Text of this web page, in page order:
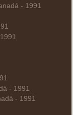
- 1991
- 1991
- 1991